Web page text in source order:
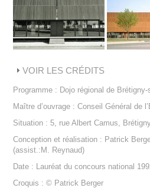
VOIR LES CRÉDITS
Programme : Dojo régional de Brétigny-
Maître d’ouvrage : Conseil Général de
Situation : 5, rue Albert Camus,
Conception et réalisation : Patrick
(assist.:M. Reynaud)
Date : Lauréat du concours national
Croquis : © Patrick Berger